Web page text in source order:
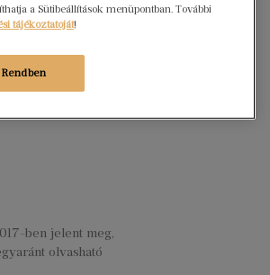
ben jelent meg,
olvasható
a Sütibeállítások menüpontban. További
tájékoztatóját!
Rendben